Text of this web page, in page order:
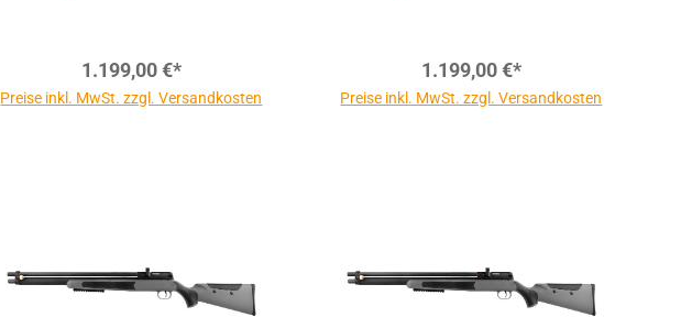
1.199,00 €*
Preise inkl. MwSt. zzgl. Versandkosten
1.199,00 €*
Preise inkl. MwSt. zzgl. Versandkosten